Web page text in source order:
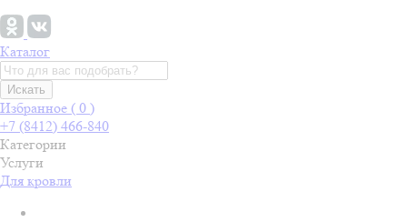
Каталог
Искать
Избранное ( 0 )
+7 (8412) 466-840
Категории
Услуги
Для кровли